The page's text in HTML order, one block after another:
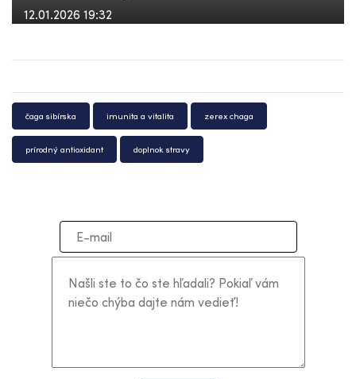
12.01.2026 19:32
čaga sibírska imunita a vitalita zerex chaga
prírodný antioxidant doplnok stravy